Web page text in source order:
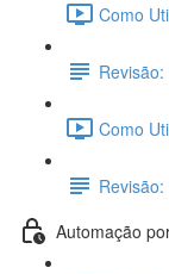
Como
Como
Automação